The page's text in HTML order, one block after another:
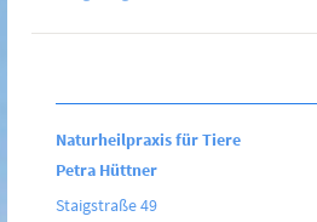
Naturheilpraxis für Tiere
Petra Hüttner
Staigstraße 49